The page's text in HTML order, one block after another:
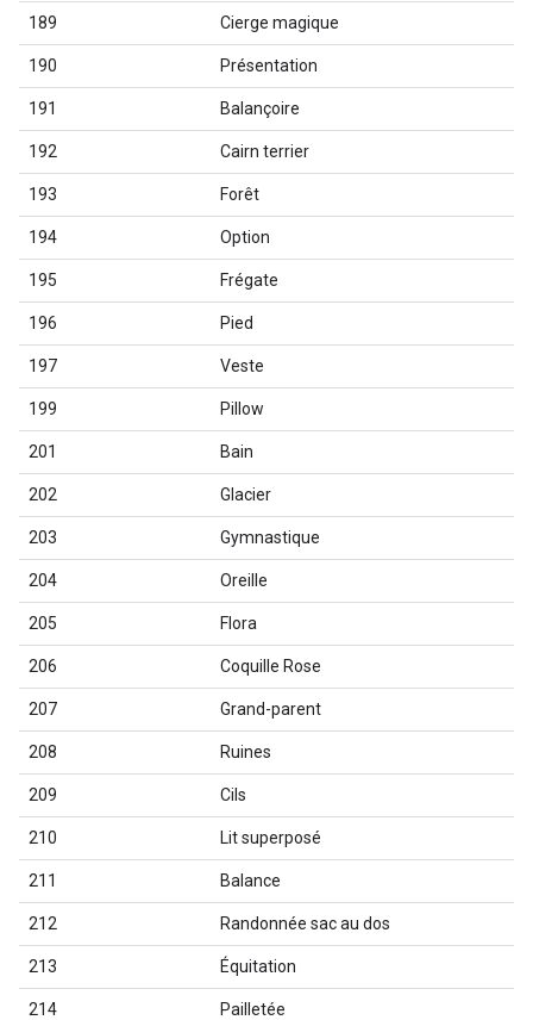
189 Cierge magique
190 Présentation
191 Balançoire
192 Cairn terrier
193 Forêt
194 Option
195 Frégate
196 Pied
197 Veste
199 Pillow
201 Bain
202 Glacier
203 Gymnastique
204 Oreille
205 Flora
206 Coquille Rose
207 Grand-parent
208 Ruines
209 Cils
210 Lit superposé
211 Balance
212 Randonnée sac au dos
213 Équitation
214 Pailletée